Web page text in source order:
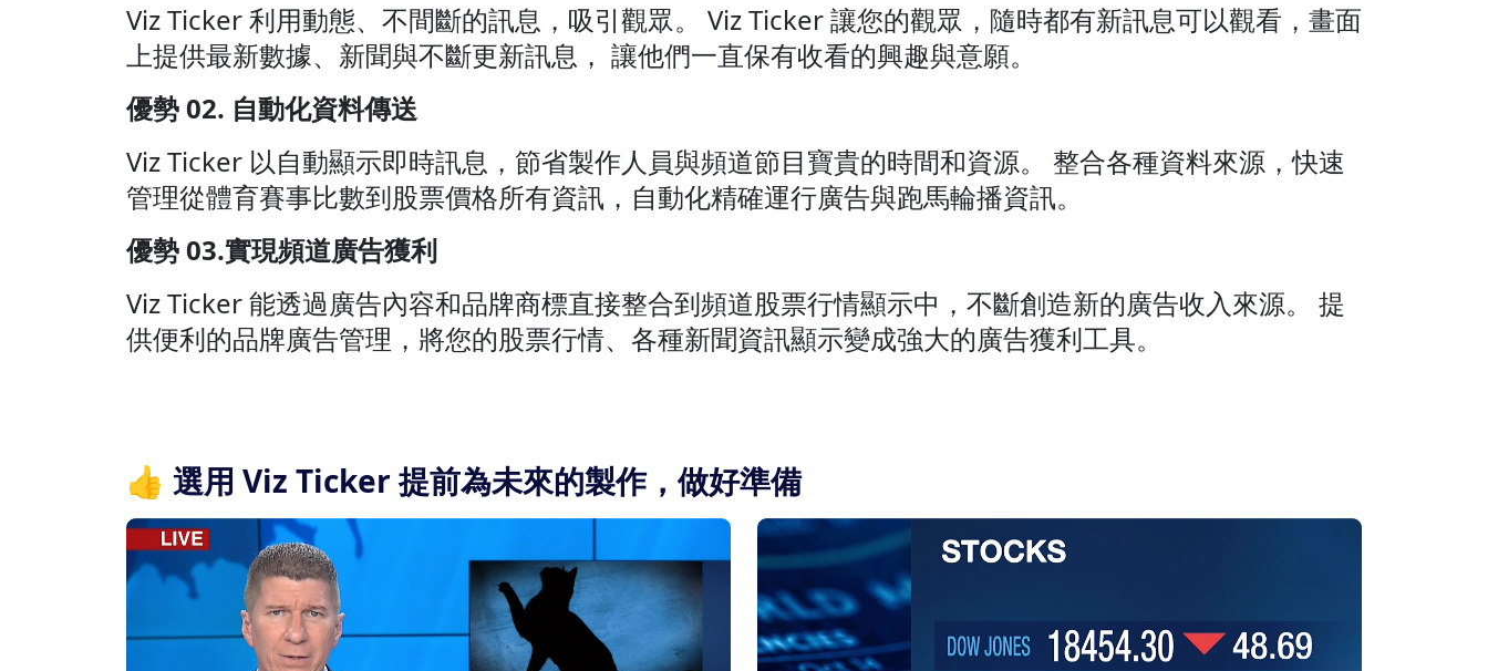
Viz Ticker 利用動態、不間斷的訊息，吸引觀眾。 Viz Ticker 讓您的觀眾，隨時都有新訊息可以觀看，畫面
上提供最新數據、新聞與不斷更新訊息， 讓他們一直保有收看的興趣與意願。
優勢 02. 自動化資料傳送
Viz Ticker 以自動顯示即時訊息，節省製作人員與頻道節目寶貴的時間和資源。 整合各種資料來源，快速
管理從體育賽事比數到股票價格所有資訊，自動化精確運行廣告與跑馬輪播資訊。
優勢 03.實現頻道廣告獲利
Viz Ticker 能透過廣告內容和品牌商標直接整合到頻道股票行情顯示中，不斷創造新的廣告收入來源。 提
供便利的品牌廣告管理，將您的股票行情、各種新聞資訊顯示​​變成強大的廣告獲利工具。
👍 選用 Viz Ticker 提前為未來的製作，做好準備